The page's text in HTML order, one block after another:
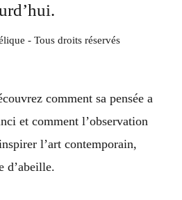
- Tous droits réservés
comment sa pensée a
et comment l’observation
l’art contemporain,
d’abeille.